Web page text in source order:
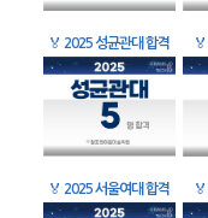
🏅 2025 성균관대 합격 🏅
🏅 2025 서울여대 합격 🏅